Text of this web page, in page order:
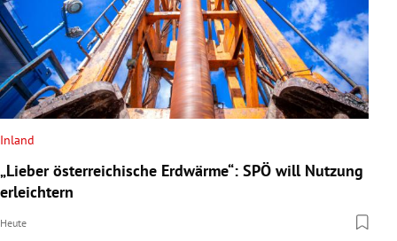
Inland
„Lieber österreichische Erdwärme“: SPÖ will Nutzung
erleichtern
Heute